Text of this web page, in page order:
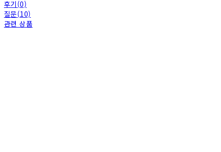
후기(0)
질문(10)
관련 상품